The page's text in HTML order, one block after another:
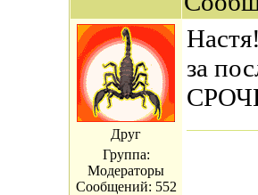
Друг
Группа:
Модераторы
Сообщений: 552
за